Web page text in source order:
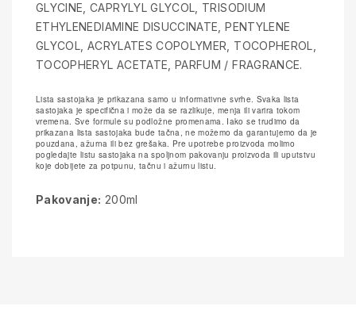
GLYCINE, CAPRYLYL GLYCOL, TRISODIUM
ETHYLENEDIAMINE DISUCCINATE, PENTYLENE
GLYCOL, ACRYLATES COPOLYMER, TOCOPHEROL,
TOCOPHERYL ACETATE, PARFUM / FRAGRANCE.
Lista sastojaka je prikazana samo u informativne svrhe. Svaka lista
sastojaka je specifična i može da se razlikuje, menja ili varira tokom
vremena. Sve formule su podložne promenama. Iako se trudimo da
prikazana lista sastojaka bude tačna, ne možemo da garantujemo da je
pouzdana, ažurna ili bez grešaka. Pre upotrebe proizvoda molimo
pogledajte listu sastojaka na spoljnom pakovanju proizvoda ili uputstvu
koje dobijete za potpunu, tačnu i ažurnu listu.
Pakovanje: 200ml